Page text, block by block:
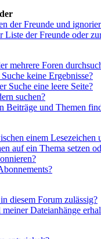
der Freunde und
der Freunde oder
mehrere Foren
keine Ergebnisse?
Suche eine leere Seite?
suchen?
Beiträge und Themen
einem
auf ein Thema setzen
diesem Forum zulässig?
Dateianhänge